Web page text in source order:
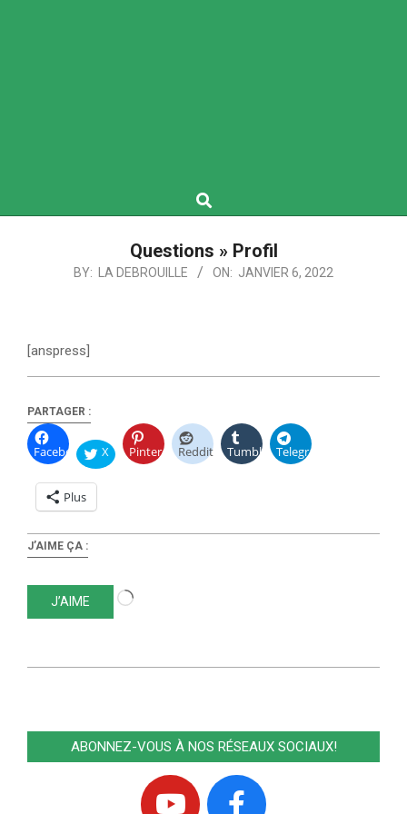
Search
Questions » Profil
BY: LA DEBROUILLE ON: JANVIER 6, 2022
[anspress]
PARTAGER :
Facebook X Pinterest Reddit Tumblr Telegram
Plus
J’AIME ÇA :
J’AIME
Chargement…
ABONNEZ-VOUS À NOS RÉSEAUX SOCIAUX!